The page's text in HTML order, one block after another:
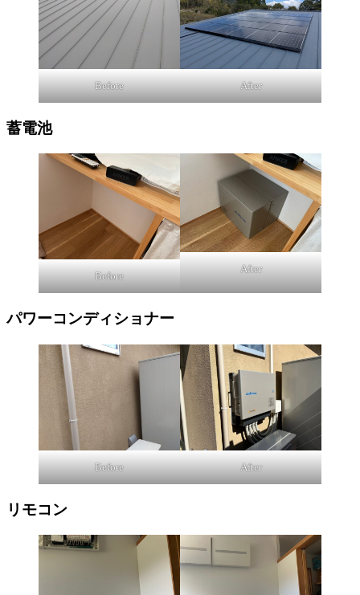
Before After
蓄電池
Before
After
パワーコンディショナー
Before After
リモコン